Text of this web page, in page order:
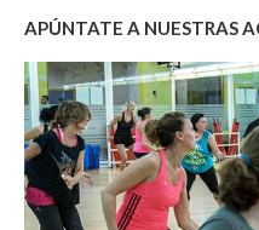
APÚNTATE A NUESTRAS